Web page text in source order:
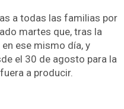
a todas las familias por
martes que, tras la
ese mismo día, y
el 30 de agosto para la
a producir.